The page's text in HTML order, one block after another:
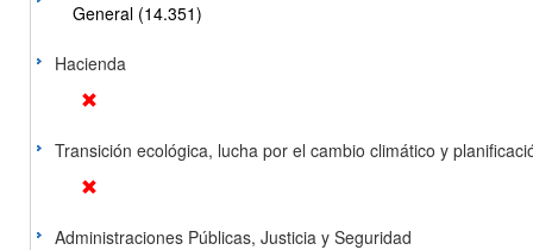
General (14.351)
Hacienda
Transición ecológica, lucha por el cambio climático y
Administraciones Públicas, Justicia y Seguridad